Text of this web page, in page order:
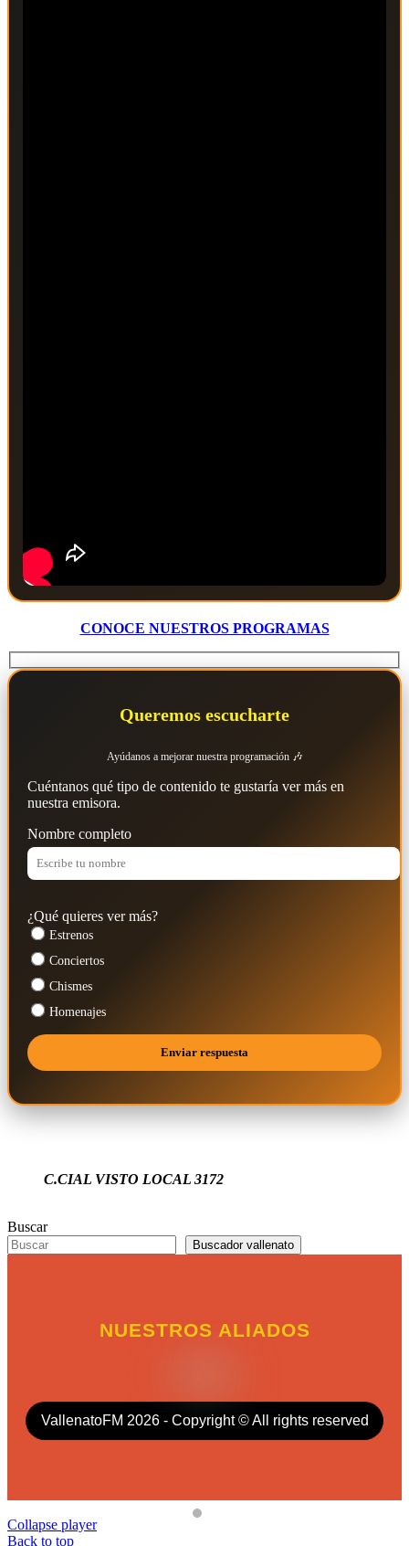
CONOCE NUESTROS PROGRAMAS
Queremos escucharte
Ayúdanos a mejorar nuestra programación 🎶
Cuéntanos qué tipo de contenido te gustaría ver más en
nuestra emisora.
Nombre completo
¿Qué quieres ver más?
Estrenos
Conciertos
Chismes
Homenajes
C.CIAL VISTO LOCAL 3172
Buscar
Buscador vallenato
NUESTROS ALIADOS
VallenatoFM 2026 - Copyright © All rights reserved
Collapse player
Back to top